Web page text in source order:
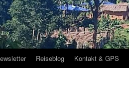
Reiseblog Kontakt & GPS